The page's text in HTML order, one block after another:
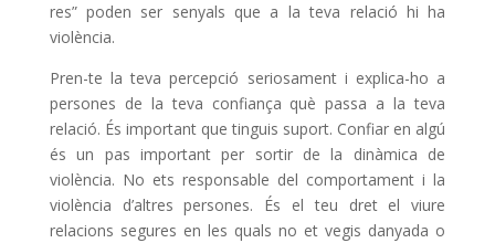
res” poden ser senyals que a la teva relació hi ha
violència.
Pren-te la teva percepció seriosament i explica-ho a
persones de la teva confiança què passa a la teva
relació. És important que tinguis suport. Confiar en algú
és un pas important per sortir de la dinàmica de
violència. No ets responsable del comportament i la
violència d’altres persones. És el teu dret el viure
relacions segures en les quals no et vegis danyada o